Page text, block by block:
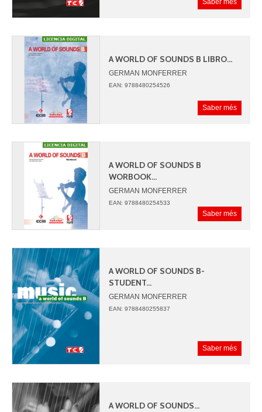
A WORLD OF SOUNDS B LIBRO...
GERMAN MONFERRER
JUAN ANGEL PICAZO
EAN: 9788480254526
Saber més
A WORLD OF SOUNDS B
WORBOOK...
GERMAN MONFERRER
JUAN ANGEL PICAZO
EAN: 9788480254533
Saber més
A WORLD OF SOUNDS B-
STUDENT...
GERMAN MONFERRER
JUAN ANGEL PICAZO
EAN: 9788480255837
Saber més
A WORLD OF SOUNDS...